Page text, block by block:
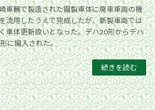
車輛で製造された鋼製車体に廃車車両の機
流用したうえで完成したが、新製車両では
車体更新扱いとなった。デハ20形からデハ
に編入された。
続きを読む